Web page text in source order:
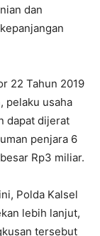
dan
22 Tahun 2019
pelaku usaha
dapat dijerat
penjara 6
Rp3 miliar.
Polda Kalsel
lebih lanjut,
tersebut